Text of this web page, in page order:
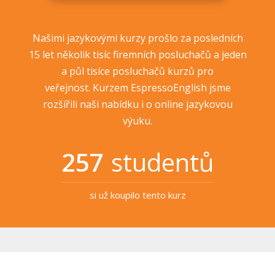
Našimi jazykovými kurzy prošlo za posledních
15 let několik tisíc firemních posluchačů a jeden
a půl tisíce posluchačů kurzů pro
veřejnost. Kurzem EspressoEnglish jsme
rozšířili naši nabídku i o online jazykovou
výuku.
257 studentů
si už koupilo tento kurz